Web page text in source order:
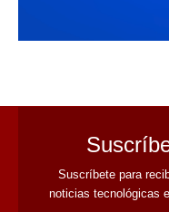
Suscríbete para
noticias tecnológicas